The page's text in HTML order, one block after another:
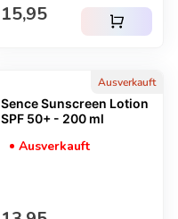
Regulärer Preis
15,95 shopping_cart
Ausverkauft
Sence Sunscreen Lotion
SPF 50+ - 200 ml
Ausverkauft